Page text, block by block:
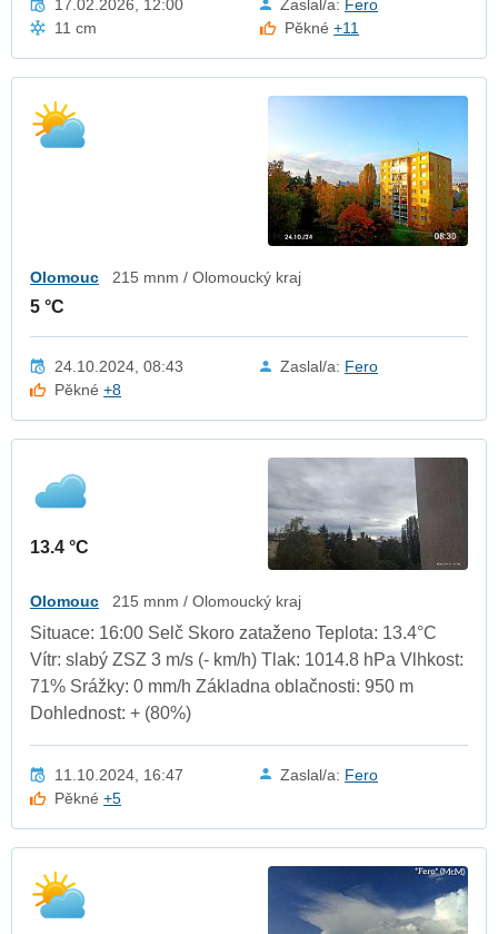
17.02.2026, 12:00 Zaslal/a: Fero
11 cm
Pěkné+11
Olomouc 215 mnm / Olomoucký kraj
5 °C
24.10.2024, 08:43 Zaslal/a: Fero
Pěkné+8
13.4 °C
Olomouc 215 mnm / Olomoucký kraj
Situace: 16:00 Selč Skoro zataženo Teplota: 13.4°C
Vítr: slabý ZSZ 3 m/s (- km/h) Tlak: 1014.8 hPa Vlhkost:
71% Srážky: 0 mm/h Základna oblačnosti: 950 m
Dohlednost: + (80%)
11.10.2024, 16:47 Zaslal/a: Fero
Pěkné+5